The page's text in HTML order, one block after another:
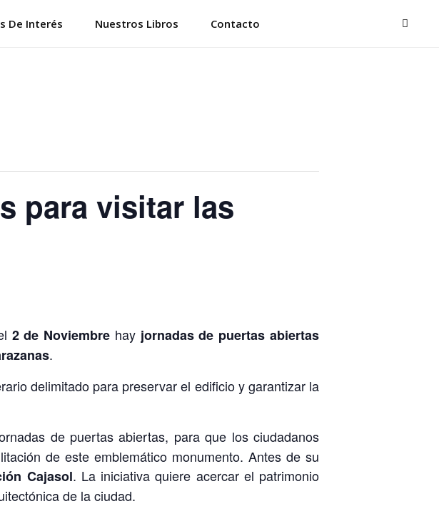
De Interés Nuestros Libros Contacto
para visitar las
2 de Noviembre hay jornadas de puertas abiertas
.
delimitado para preservar el edificio y garantizar la
de puertas abiertas, para que los ciudadanos
de este emblemático monumento. Antes de su
Cajasol. La iniciativa quiere acercar el patrimonio
de la ciudad.